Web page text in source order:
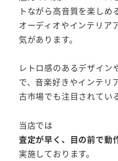
トながら高音質を楽しめ
オーディオやインテリア
気があります。
レトロ感のあるデザイ
で、音楽好きやインテリ
古市場でも注目されてい
当店では
査定が早く、目の前で動
実施しております。